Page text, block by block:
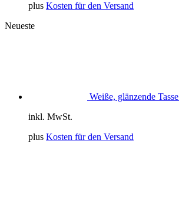
plus Kosten für den Versand
Neueste
Weiße, glänzende Tasse
inkl. MwSt.
plus Kosten für den Versand